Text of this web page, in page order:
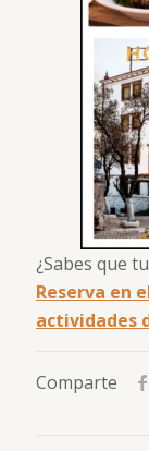
¿Sabes que
Reserva en
actividades
Comparte